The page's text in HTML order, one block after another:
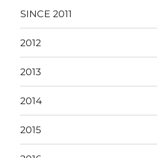
SINCE 2011
2012
2013
2014
2015